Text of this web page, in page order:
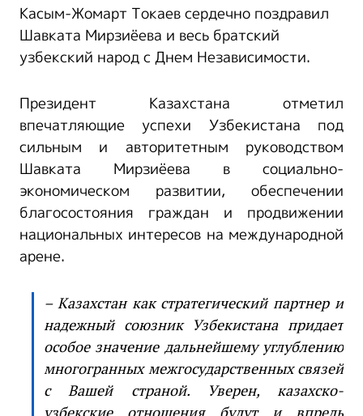
Касым-Жомарт Токаев сердечно поздравил
Шавката Мирзиёева и весь братский
узбекский народ с Днем Независимости.
Президент Казахстана отметил
впечатляющие успехи Узбекистана под
сильным и авторитетным руководством
Шавката Мирзиёева в социально-
экономическом развитии, обеспечении
благосостояния граждан и продвижении
национальных интересов на международной
арене.
– Казахстан как стратегический партнер и
надежный союзник Узбекистана придает
особое значение дальнейшему углублению
многогранных межгосударственных связей
с Вашей страной. Уверен, казахско-